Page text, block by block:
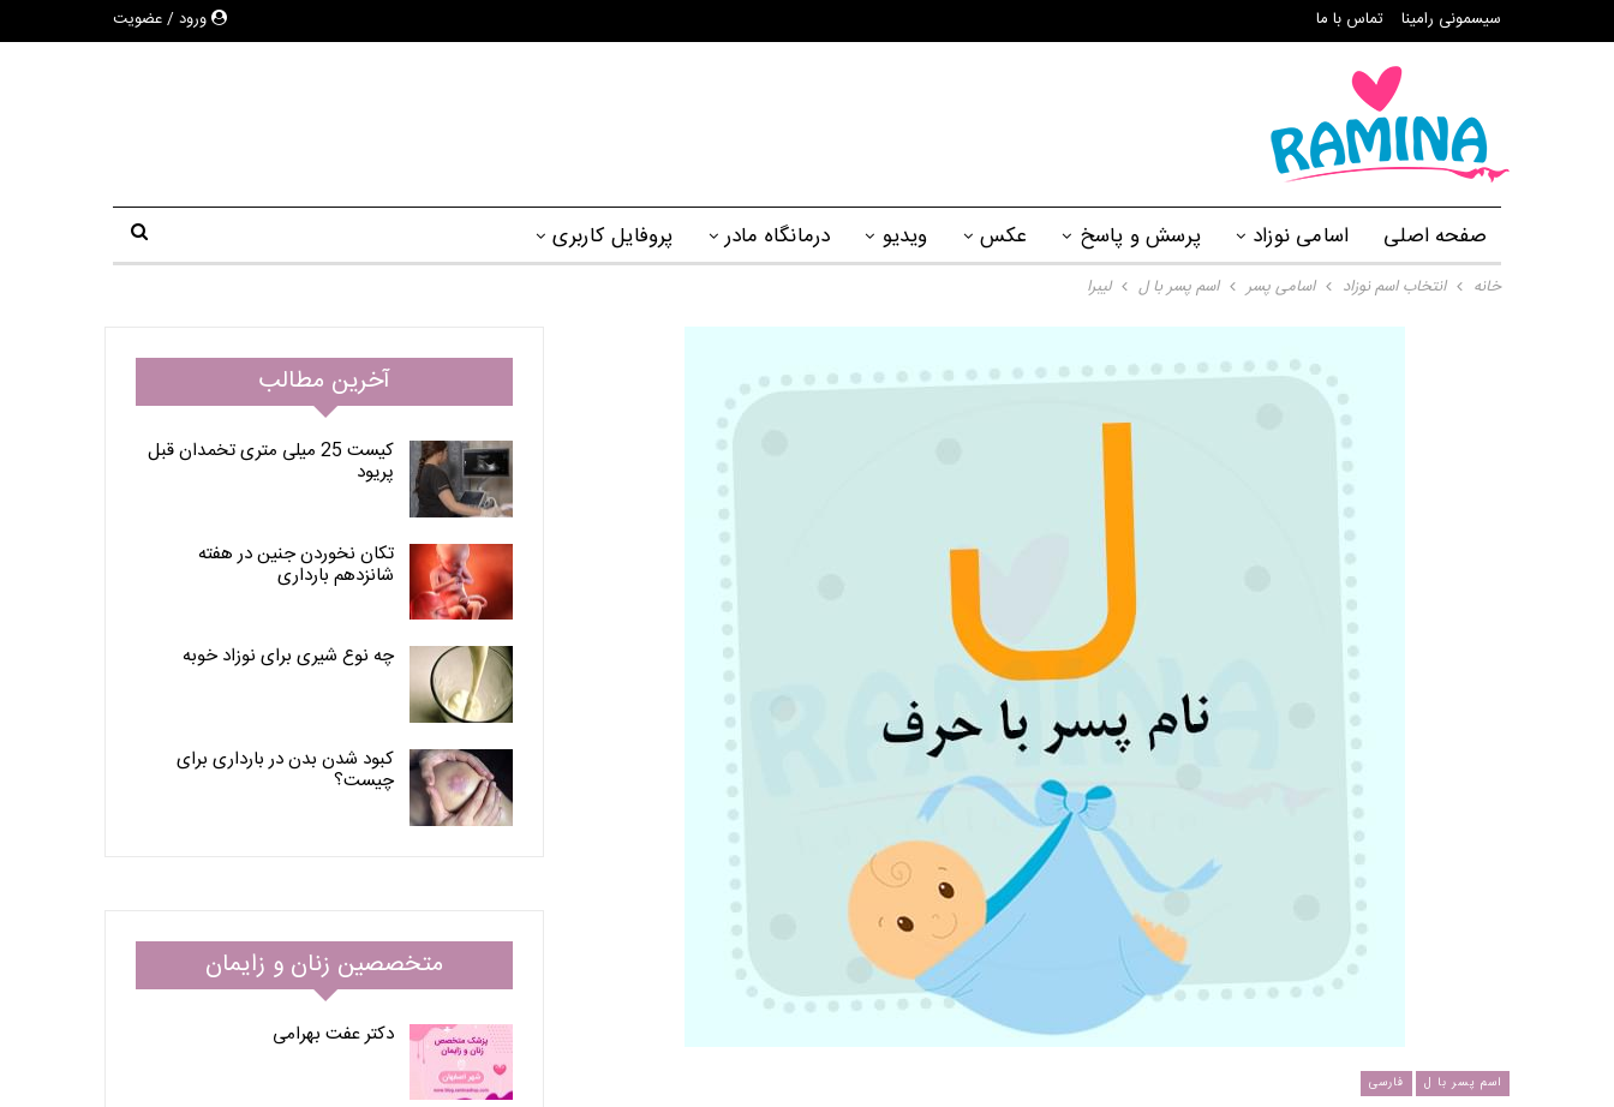
ورود / عضویت سیسمونی رامینا تماس با ما
صفحه اصلی اسامی نوزاد پرسش و پاسخ عکس ویدیو درمانگاه مادر پروفایل کاربری
خانه انتخاب اسم نوزاد اسامی پسر اسم پسر با ل لیبرا
اسم پسر با ل فارسی
آخرین مطالب
کیست 25 میلی متری تخمدان قبل
پریود
تکان نخوردن جنین در هفته
شانزدهم بارداری
چه نوع شیری برای نوزاد خوبه
کبود شدن بدن در بارداری برای
چیست؟
متخصصین زنان و زایمان
دکتر عفت بهرامی